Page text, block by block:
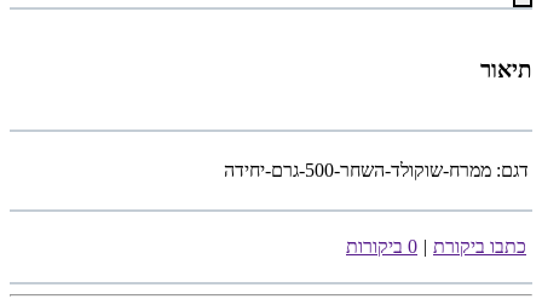
תיאור
דגם: ממרח-שוקולד-השחר-500-גרם-יחידה
כתבו ביקורת | 0 ביקורות